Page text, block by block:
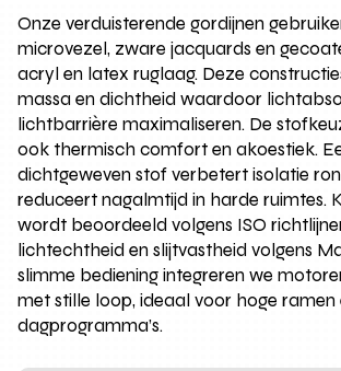
Onze verduisterende gordijnen
microvezel, zware jacquards en
acryl en latex ruglaag. Deze
massa en dichtheid waardoor
lichtbarrière maximaliseren. De
ook thermisch comfort en akoestiek.
dichtgeweven stof verbetert isolatie
reduceert nagalmtijd in harde ruimtes.
wordt beoordeeld volgens ISO
lichtechtheid en slijtvastheid volgens
slimme bediening integreren we
met stille loop, ideaal voor hoge ramen
dagprogramma’s.